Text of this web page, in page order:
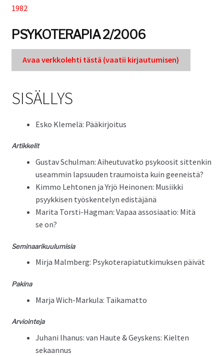
Tuki
Tilaa lehti
Kirjaudu sisään
1982
PSYKOTERAPIA 2/2006
Avaa verkkole­hti tästä (vaatii kir­jau­tu­misen)
SISÄLLYS
Esko Klemelä: Pääkirjoitus
Artikke­lit
Gus­tav Schul­man: Aiheutu­vatko psykoosit sit­tenkin
use­am­min lap­su­u­den trau­moista kuin geeneistä?
Kim­mo Lehto­nen ja Yrjö Heinonen: Musi­ik­ki
psyykkisen työsken­te­lyn edistäjänä
Mari­ta Torsti-Hag­man: Vapaa assosi­aa­tio: Mitä
se on?
Sem­i­naariku­u­lu­misia
Mir­ja Malm­berg: Psykoter­apiatutkimuk­sen päivät
Pak­i­na
Mar­ja Wich-Marku­la: Taikamatto
Arvioin­te­ja
Juhani lhanus: van Haute & Geyskens: Kiel­ten
sekaannus